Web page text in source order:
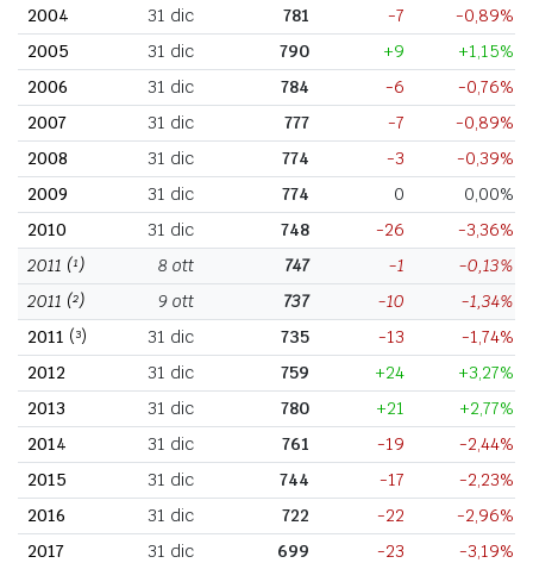
2004
31 dic 781 -7
-0,89%
2005
31 dic 790 +9
+1,15%
2006
31 dic 784 -6
-0,76%
2007
31 dic 777 -7
-0,89%
2008
31 dic 774 -3
-0,39%
2009
31 dic 774 0
0,00%
2010
31 dic 748 -26
-3,36%
2011 (¹) 8 ott 747 -1
-0,13%
2011 (²) 9 ott 737 -10
-1,34%
2011 (³) 31 dic 735 -13
-1,74%
2012
31 dic 759 +24
+3,27%
2013
31 dic 780 +21
+2,77%
2014
31 dic 761 -19
-2,44%
2015
31 dic 744 -17
-2,23%
2016
31 dic 722 -22
-2,96%
2017
31 dic 699 -23
-3,19%